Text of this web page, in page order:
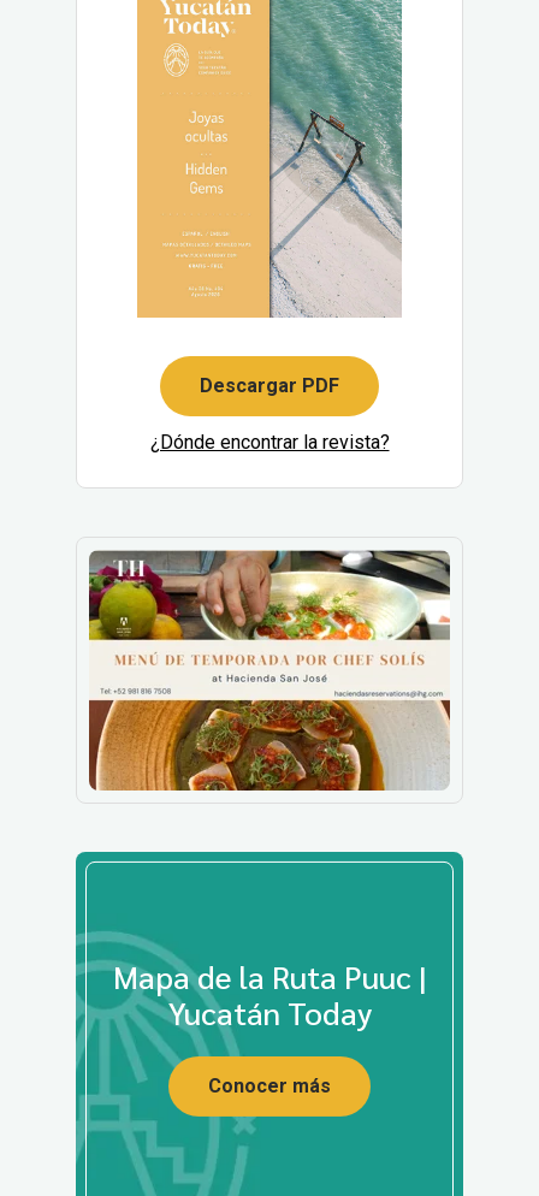
Descargar PDF
¿Dónde encontrar la revista?
Mapa de la Ruta Puuc |
Yucatán Today
Conocer más